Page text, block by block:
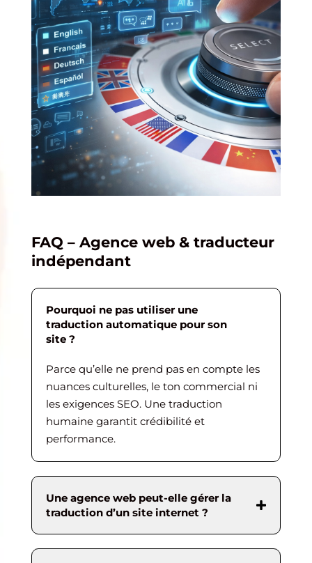
FAQ – Agence web & traducteur
indépendant
Pourquoi ne pas utiliser une
traduction automatique pour son
site ?
Parce qu’elle ne prend pas en compte les
nuances culturelles, le ton commercial ni
les exigences SEO. Une traduction
humaine garantit crédibilité et
performance.
Une agence web peut-elle gérer la
traduction d’un site internet ?